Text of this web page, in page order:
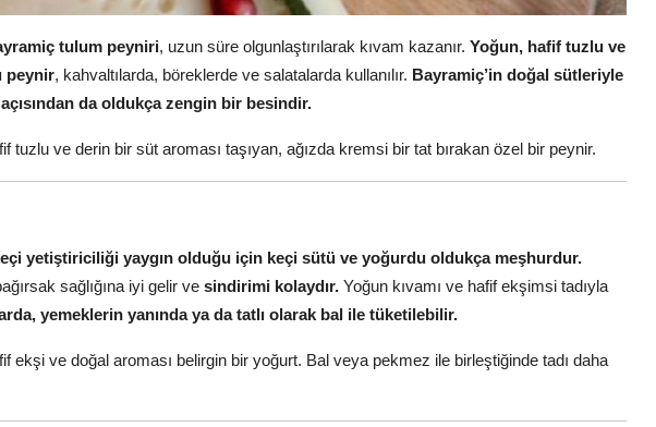
tulum peyniri, uzun süre olgunlaştırılarak kıvam kazanır. Yoğun, hafif tuzlu ve
peynir, kahvaltılarda, böreklerde ve salatalarda kullanılır. Bayramiç’in doğal sütleriyle
da oldukça zengin bir besindir.
tuzlu ve derin bir süt aroması taşıyan, ağızda kremsi bir tat bırakan özel bir peynir.
yetiştiriciliği yaygın olduğu için keçi sütü ve yoğurdu oldukça meşhurdur.
sağlığına iyi gelir ve sindirimi kolaydır. Yoğun kıvamı ve hafif ekşimsi tadıyla
yemeklerin yanında ya da tatlı olarak bal ile tüketilebilir.
ekşi ve doğal aroması belirgin bir yoğurt. Bal veya pekmez ile birleştiğinde tadı daha